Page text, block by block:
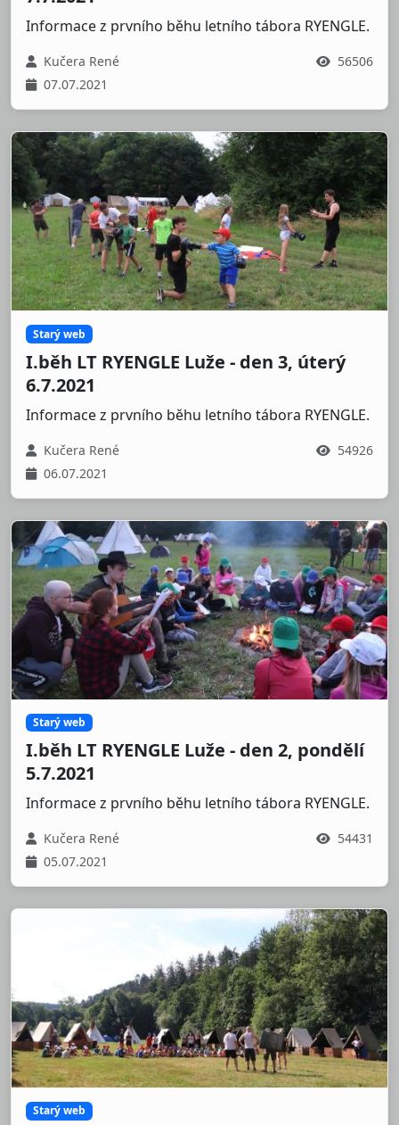
Informace z prvního běhu letního tábora RYENGLE.
Kučera René
56506
07.07.2021
Starý web
I.běh LT RYENGLE Luže - den 3, úterý
6.7.2021
Informace z prvního běhu letního tábora RYENGLE.
Kučera René
54926
06.07.2021
Starý web
I.běh LT RYENGLE Luže - den 2, pondělí
5.7.2021
Informace z prvního běhu letního tábora RYENGLE.
Kučera René
54431
05.07.2021
Starý web